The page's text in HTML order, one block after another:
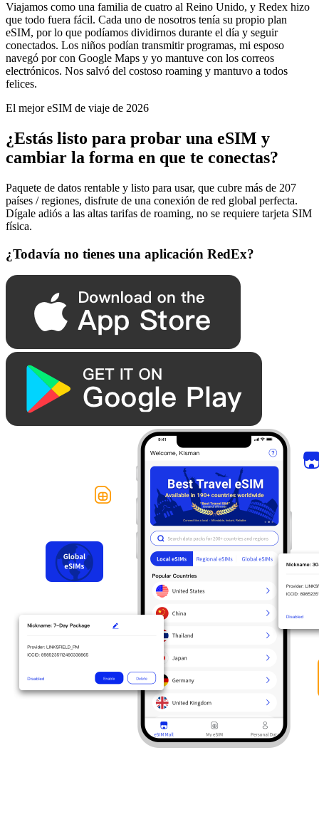
Viajamos como una familia de cuatro al Reino Unido, y Redex hizo
que todo fuera fácil. Cada uno de nosotros tenía su propio plan
eSIM, por lo que podíamos dividirnos durante el día y seguir
conectados. Los niños podían transmitir programas, mi esposo
navegó por con Google Maps y yo mantuve con los correos
electrónicos. Nos salvó del costoso roaming y mantuvo a todos
felices.
El mejor eSIM de viaje de 2026
¿Estás listo para probar una eSIM y
cambiar la forma en que te conectas?
Paquete de datos rentable y listo para usar, que cubre más de 207
países / regiones, disfrute de una conexión de red global perfecta.
Dígale adiós a las altas tarifas de roaming, no se requiere tarjeta SIM
física.
¿Todavía no tienes una aplicación RedEx?